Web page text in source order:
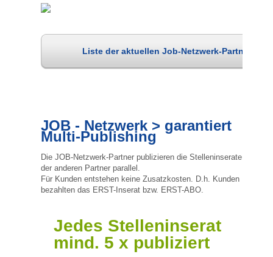
inserieren
Liste der aktuellen Job-Netzwerk-Partner
JOB - Netzwerk > garantiert
Multi-Publishing
Die JOB-Netzwerk-Partner publizieren die Stelleninserate
der anderen Partner parallel.
Für Kunden entstehen keine Zusatzkosten. D.h. Kunden
bezahlten das ERST-Inserat bzw. ERST-ABO.
Jedes Stelleninserat
mind. 5 x publiziert